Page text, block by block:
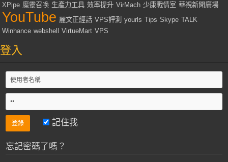
XPipe 魔靈召喚 生產力工具 效率提升 VirMach 少康戰情室 華視新聞廣場
YouTube 麗文正經話 VPS評測 yourls Tips Skype TALK
Winhance webshell VirtueMart VPS
登入
記住我
忘記密碼了嗎？